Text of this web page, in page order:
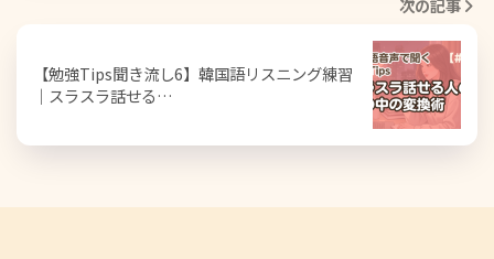
【勉強Tips聞き流し6】韓国語リスニング練習
｜スラスラ話せる…